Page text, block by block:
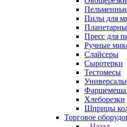
Пилы для
Пресс для
Ручные
Слайсеры
Сыротерки
Тестомесы
Хлеборезки
Шприцы
Торговое